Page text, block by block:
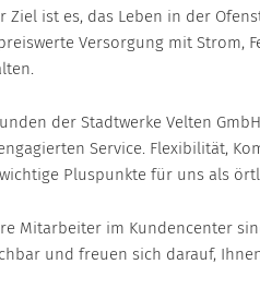
Ziel ist es, das Leben in der
Versorgung mit Strom,
der Stadtwerke Velten
Service. Flexibilität,
Pluspunkte für uns als
Mitarbeiter im Kundencenter
und freuen sich darauf,